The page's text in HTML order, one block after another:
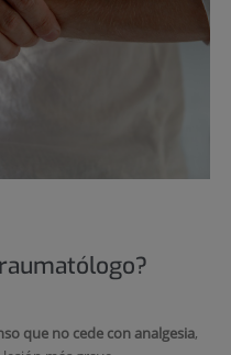
que no cede con analgesia,